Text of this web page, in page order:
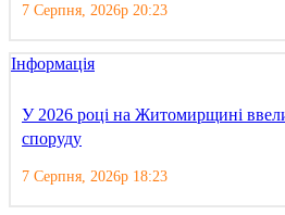
7 Серпня, 2026р 20:23
Інформація
У 2026 році на Житомирщині
споруду
7 Серпня, 2026р 18:23